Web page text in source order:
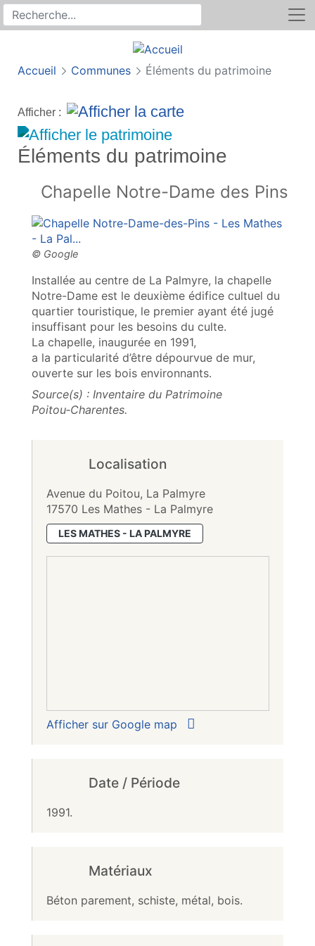
Recherche sur le site
Rechercher
Accueil Communes Éléments du patrimoine
Afficher :
Éléments du patrimoine
Chapelle Notre-Dame des Pins
Installée au centre de La Palmyre, la chapelle
Notre-Dame est le deuxième édifice cultuel du
quartier touristique, le premier ayant été jugé
insuffisant pour les besoins du culte.
La chapelle, inaugurée en 1991,
a la particularité d’être dépourvue de mur,
ouverte sur les bois environnants.
Source(s) : Inventaire du Patrimoine
Poitou‑Charentes.
Localisation
Avenue du Poitou, La Palmyre
17570 Les Mathes - La Palmyre
LES MATHES - LA PALMYRE
Afficher sur Google map
Date / Période
1991.
Matériaux
Béton parement, schiste, métal, bois.